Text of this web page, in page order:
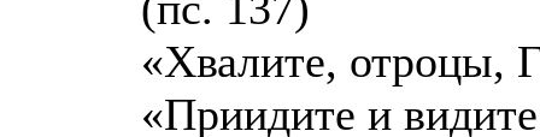
«Хвалите, отроцы,
«Приидите и